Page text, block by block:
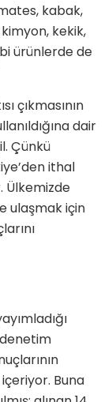
kabak,
kekik,
ürünlerde de
çıkmasının
dair
Çünkü
ithal
Ülkemizde
ulaşmak için
içeriyor. Buna